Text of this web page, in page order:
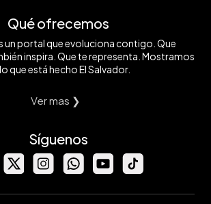
Qué ofrecemos
un portal que evoluciona contigo. Que
inspira. Que te representa. Mostramos
que está hecho El Salvador.
Ver mas ❯
Síguenos